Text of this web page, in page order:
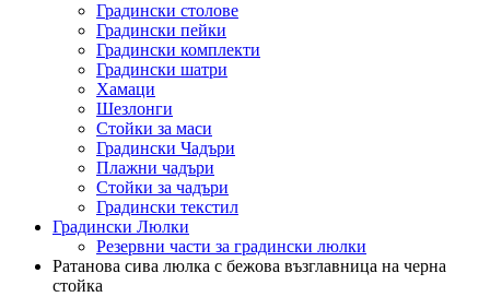
Градински столове
Градински пейки
Градински комплекти
Градински шатри
Хамаци
Шезлонги
Стойки за маси
Градински Чадъри
Плажни чадъри
Стойки за чадъри
Градински текстил
Градински Люлки
Резервни части за градински люлки
Ратанова сива люлка с бежова възглавница на черна
стойка